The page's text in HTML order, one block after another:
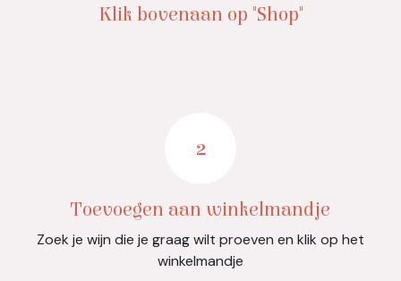
Klik bovenaan op "Shop"
2
Toevoegen aan winkelmandje
Zoek je wijn die je graag wilt proeven en klik op het
winkelmandje